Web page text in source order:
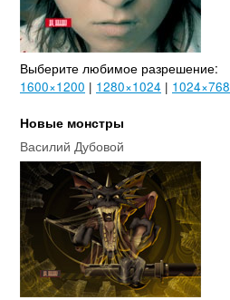
Выберите любимое разрешение:
1600×1200 | 1280×1024 | 1024×768
Новые монстры
Василий Дубовой